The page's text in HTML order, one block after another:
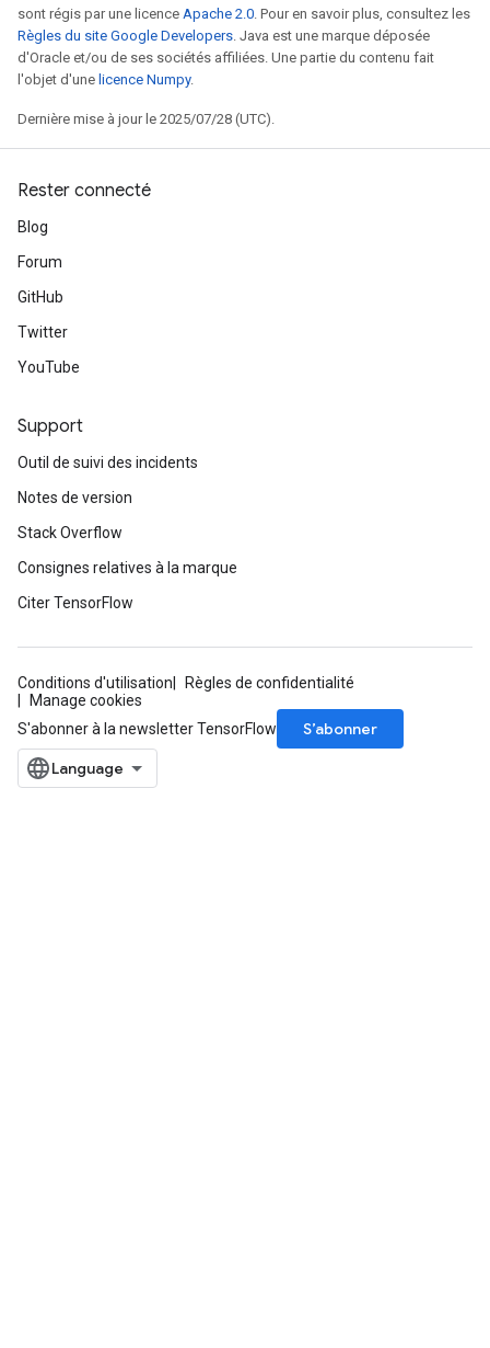
sont régis par une licence Apache 2.0. Pour en savoir plus, consultez les
Règles du site Google Developers. Java est une marque déposée
d'Oracle et/ou de ses sociétés affiliées. Une partie du contenu fait
l'objet d'une licence Numpy.
Dernière mise à jour le 2025/07/28 (UTC).
Rester connecté
Blog
Forum
GitHub
Twitter
YouTube
Support
Outil de suivi des incidents
Notes de version
Stack Overflow
Consignes relatives à la marque
Citer TensorFlow
Conditions d'utilisation
Règles de confidentialité
Manage cookies
S'abonner à la newsletter TensorFlow
S’abonner